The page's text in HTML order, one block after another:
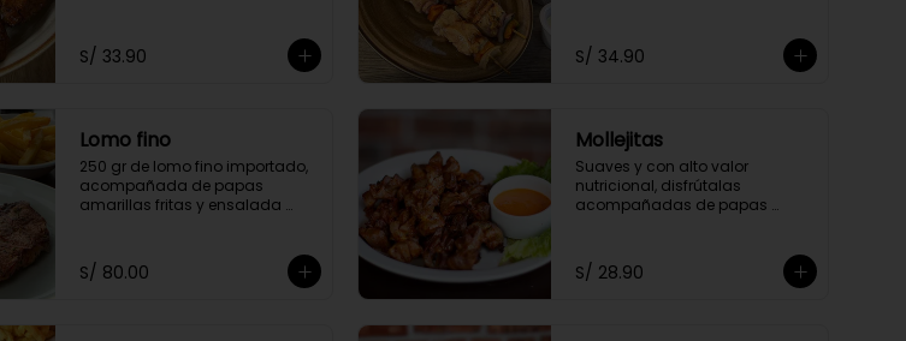
S/ 33.90
doradas y choclo
S/ 34.90
Lomo fino
250 gr de lomo fino importado,
acompañada de papas
amarillas fritas y ensalada
S/ 80.00
Mollejitas
Suaves y con alto valor
nutricional, disfrútalas
acompañadas de papas
S/ 28.90